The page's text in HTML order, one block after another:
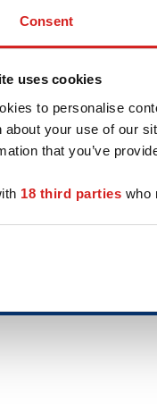
Consent
uses cookies
to personalise
about your use of our
that you’ve
18 third parties who
naar